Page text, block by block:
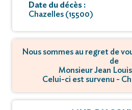
Date du décès :
Chazelles (15500)
Nous sommes au regret de
de
Monsieur Jean
Celui-ci est survenu -